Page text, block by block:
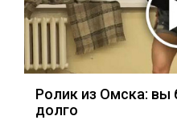
Ролик из Омска: вы
долго